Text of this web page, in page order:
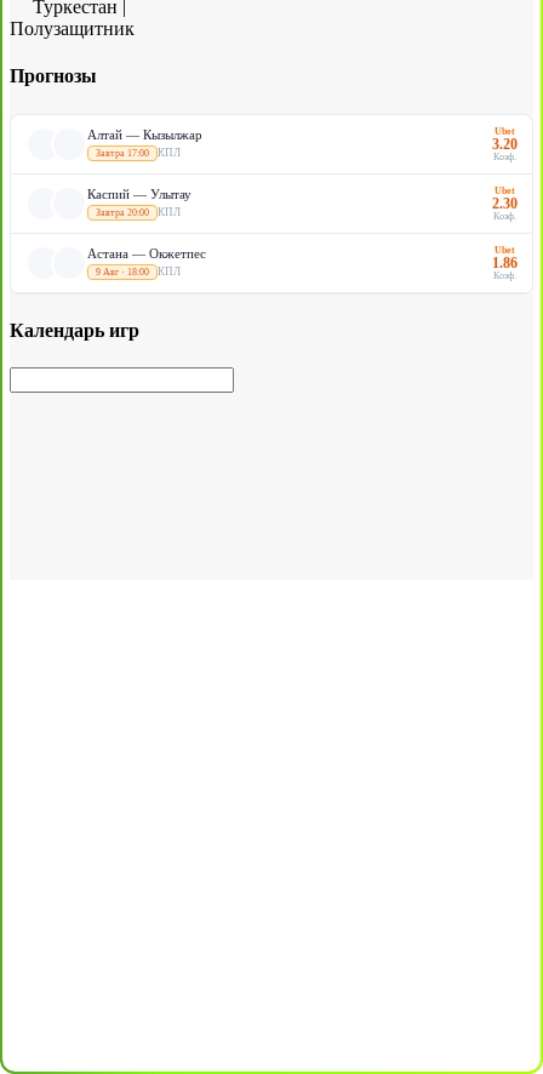
Туркестан |
Полузащитник
Прогнозы
Алтай — Кызылжар
Завтра 17:00 КПЛ
Ubet
3.20
Коэф.
Каспий — Улытау
Завтра 20:00 КПЛ
Ubet
2.30
Коэф.
Астана — Окжетпес
9 Авг · 18:00 КПЛ
Ubet
1.86
Коэф.
Календарь игр